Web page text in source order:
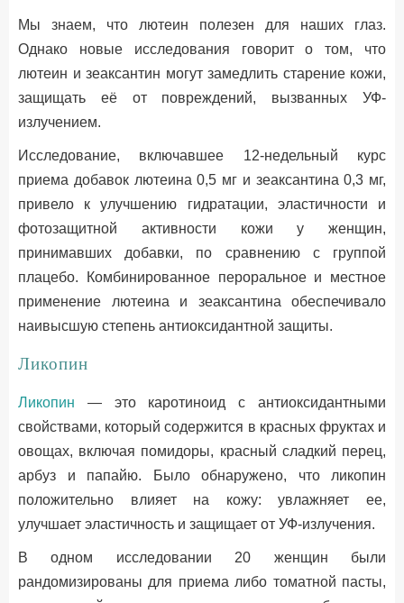
Мы знаем, что лютеин полезен для наших глаз.
Однако новые исследования говорит о том, что
лютеин и зеаксантин могут замедлить старение кожи,
защищать её от повреждений, вызванных УФ-
излучением.
Исследование, включавшее 12-недельный курс
приема добавок лютеина 0,5 мг и зеаксантина 0,3 мг,
привело к улучшению гидратации, эластичности и
фотозащитной активности кожи у женщин,
принимавших добавки, по сравнению с группой
плацебо. Комбинированное пероральное и местное
применение лютеина и зеаксантина обеспечивало
наивысшую степень антиоксидантной защиты.
Ликопин
Ликопин — это каротиноид с антиоксидантными
свойствами, который содержится в красных фруктах и
овощах, включая помидоры, красный сладкий перец,
арбуз и папайю. Было обнаружено, что ликопин
положительно влияет на кожу: увлажняет ее,
улучшает эластичность и защищает от УФ-излучения.
В одном исследовании 20 женщин были
рандомизированы для приема либо томатной пасты,